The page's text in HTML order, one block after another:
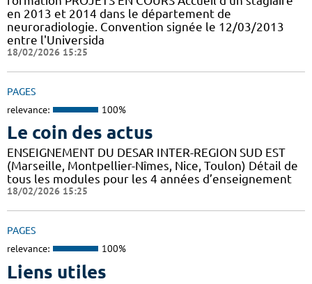
en 2013 et 2014 dans le département de
neuroradiologie. Convention signée le 12/03/2013
entre l'Universida
18/02/2026 15:25
PAGES
relevance: 100%
Le coin des actus
ENSEIGNEMENT DU DESAR INTER-REGION SUD EST
(Marseille, Montpellier-Nîmes, Nice, Toulon) Détail de
tous les modules pour les 4 années d’enseignement
18/02/2026 15:25
PAGES
relevance: 100%
Liens utiles